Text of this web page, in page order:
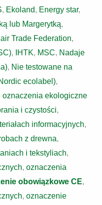
, Ekoland, Energy star,
lub Margerytką,
Trade Federation,
, IHTK, MSC, Nadaje
, Nie testowane na
ecolabel),
oznaczenia ekologiczne
i czystości,
informacyjnych,
z drewna,
i tekstyliach,
, oznaczenia
obowiązkowe CE,
, oznaczenie